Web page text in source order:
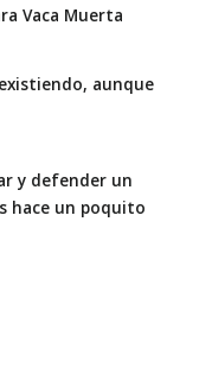
Vaca Muerta
aunque
y defender un
hace un poquito